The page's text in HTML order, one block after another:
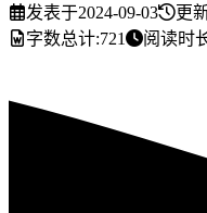
发表于2024-09-03 更
字数总计:721 阅读时